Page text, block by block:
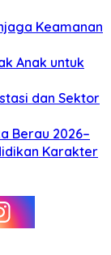
Keamanan
Anak untuk
dan Sektor
Berau 2026–
Karakter